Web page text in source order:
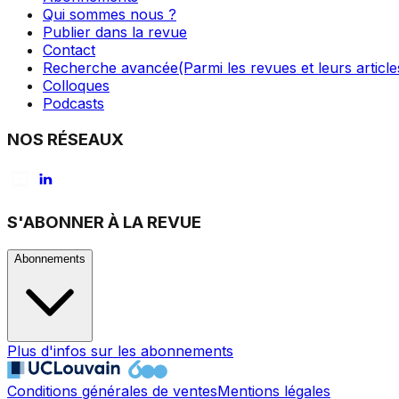
Qui sommes nous ?
Publier dans la revue
Contact
Recherche avancée(Parmi les revues et leurs
Colloques
Podcasts
NOS RÉSEAUX
S'ABONNER À LA REVUE
Abonnements
Plus d'infos sur les abonnements
Conditions générales de ventesMentions légales